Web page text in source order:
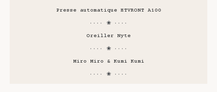
Presse automatique HTVRONT A100
···· ❀ ····
Oreiller Nyte
···· ❀ ····
Miro Miro & Kumi Kumi
···· ❀ ····